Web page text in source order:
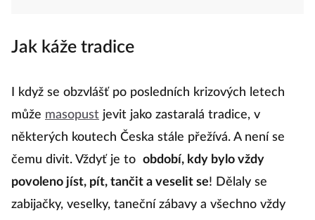
Jak káže tradice
I když se obzvlášť po posledních krizových letech
může masopust jevit jako zastaralá tradice, v
některých koutech Česka stále přežívá. A není se
čemu divit. Vždyť je to období, kdy bylo vždy
povoleno jíst, pít, tančit a veselit se! Dělaly se
zabijačky, veselky, taneční zábavy a všechno vždy